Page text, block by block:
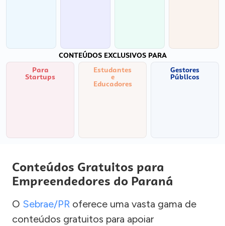
CONTEÚDOS EXCLUSIVOS PARA
Para
Startups
Estudantes
e
Educadores
Gestores
Públicos
Conteúdos Gratuitos para
Empreendedores do Paraná
O Sebrae/PR oferece uma vasta gama de
conteúdos gratuitos para apoiar